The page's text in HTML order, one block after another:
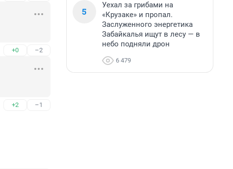
+0 –2
+2 –1
5
Уехал за грибами на
«Крузаке» и пропал.
Заслуженного энергетика
Забайкалья ищут в лесу — в
небо подняли дрон
6 479